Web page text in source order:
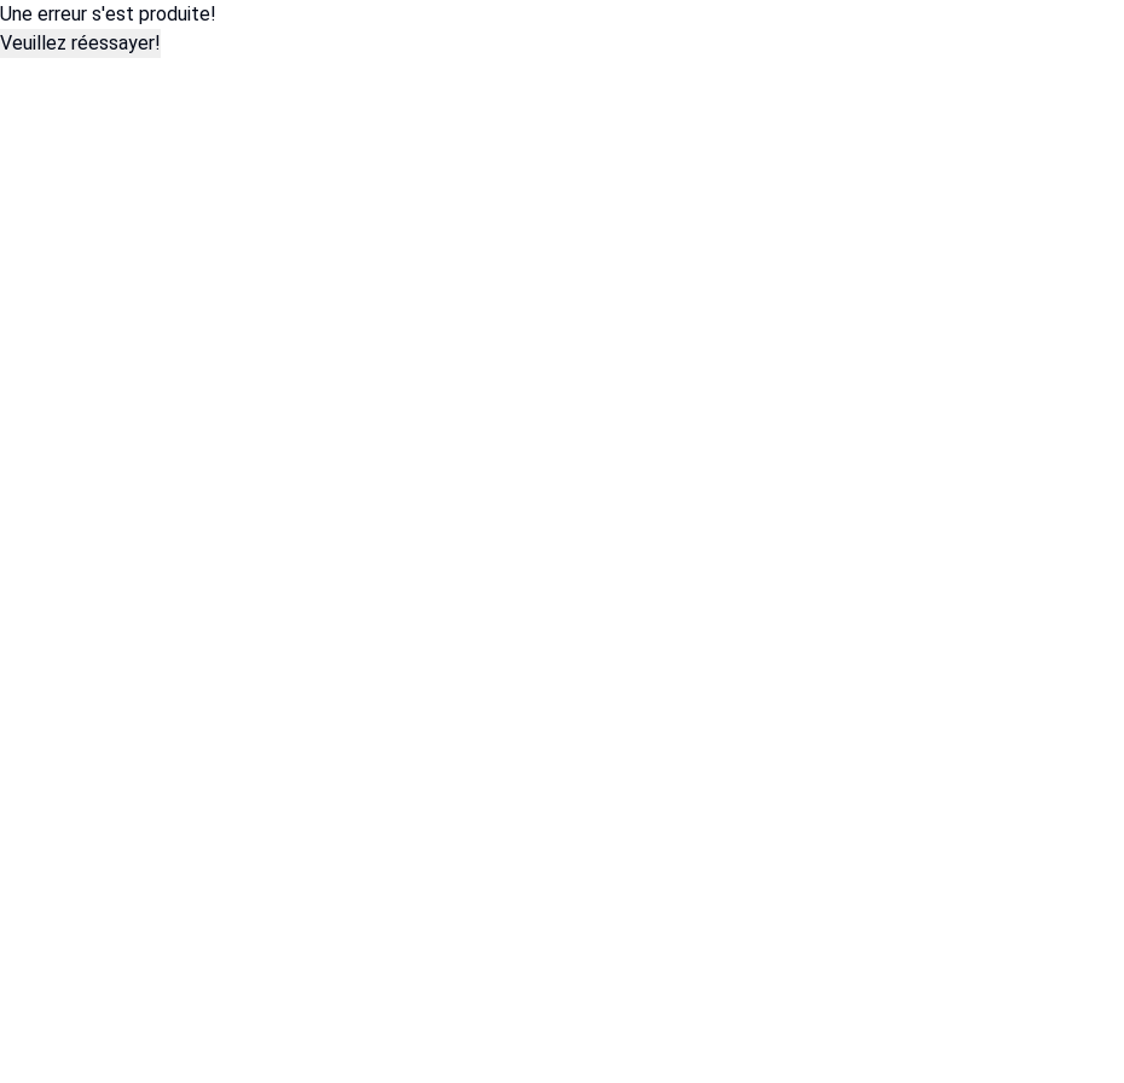
Une erreur s'est produite!
Veuillez réessayer!